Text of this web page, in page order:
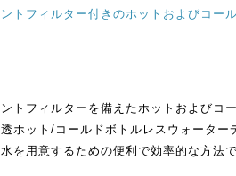
トフィルターを備えたホットおよびコ
ホット/コールドボトルレスウォーター
を用意するための便利で効率的な方法